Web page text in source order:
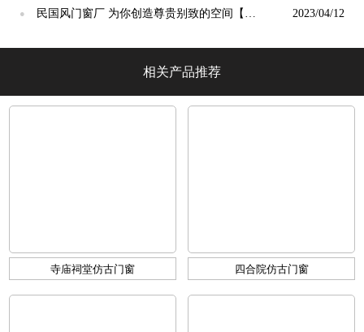
光】
●
民国风门窗厂 为你创造尊贵别致的空间【冠
2023/04/12
相关产品推荐
寺庙祠堂仿古门窗 四合院仿古门窗